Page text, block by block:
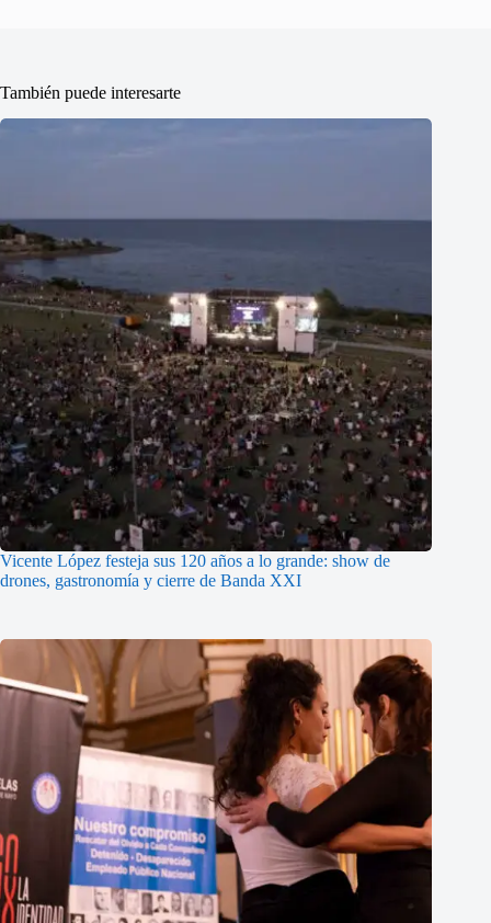
También puede interesarte
Vicente López festeja sus 120 años a lo grande: show de
drones, gastronomía y cierre de Banda XXI